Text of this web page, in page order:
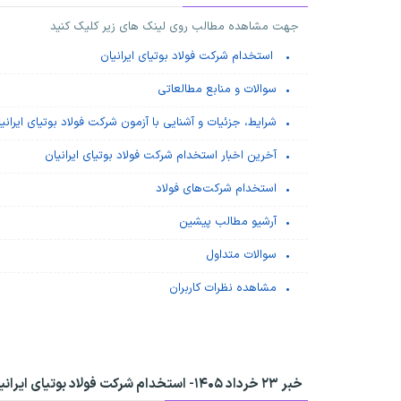
جهت مشاهده مطالب روی لینک های زیر کلیک کنید
استخدام شرکت فولاد بوتیای ایرانیان
سوالات و منابع مطالعاتی
شرایط، جزئیات و آشنایی با آزمون شرکت فولاد بوتیای
آخرین اخبار استخدام شرکت فولاد بوتیای ایرانیان
استخدام شرکت‌های فولاد
آرشیو مطالب پیشین
سوالات متداول
مشاهده نظرات کاربران
خبر ۲۳ خرداد ۱۴۰۵- استخدام شرکت فولاد بوتیای